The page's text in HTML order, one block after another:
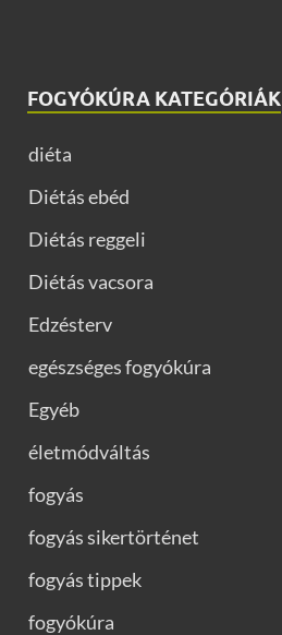
FOGYÓKÚRA KATEGÓRIÁK
diéta
Diétás ebéd
Diétás reggeli
Diétás vacsora
Edzésterv
egészséges fogyókúra
Egyéb
életmódváltás
fogyás
fogyás sikertörténet
fogyás tippek
fogyókúra